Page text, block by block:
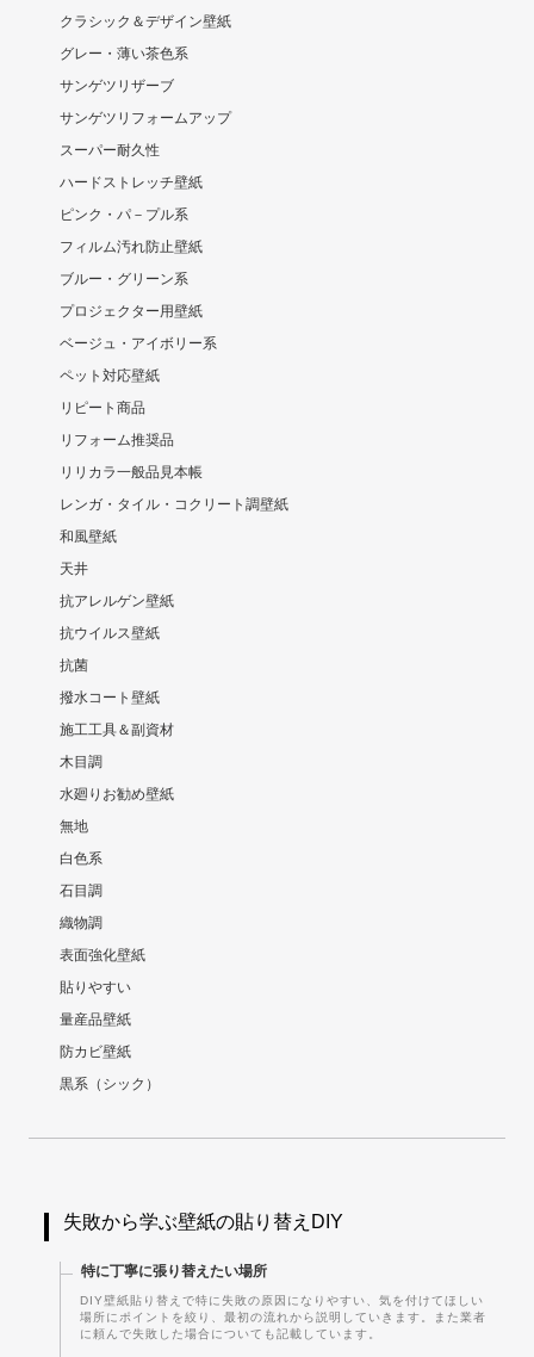
クラシック＆デザイン壁紙
グレー・薄い茶色系
サンゲツリザーブ
サンゲツリフォームアップ
スーパー耐久性
ハードストレッチ壁紙
ピンク・パ－プル系
フィルム汚れ防止壁紙
ブルー・グリーン系
プロジェクター用壁紙
ベージュ・アイボリー系
ペット対応壁紙
リピート商品
リフォーム推奨品
リリカラ一般品見本帳
レンガ・タイル・コクリート調壁紙
和風壁紙
天井
抗アレルゲン壁紙
抗ウイルス壁紙
抗菌
撥水コート壁紙
施工工具＆副資材
木目調
水廻りお勧め壁紙
無地
白色系
石目調
織物調
表面強化壁紙
貼りやすい
量産品壁紙
防カビ壁紙
黒系（シック）
失敗から学ぶ壁紙の貼り替えDIY
特に丁寧に張り替えたい場所
DIY壁紙貼り替えで特に失敗の原因になりやすい、気を付けてほしい
場所にポイントを絞り、最初の流れから説明していきます。また業者
に頼んで失敗した場合についても記載しています。